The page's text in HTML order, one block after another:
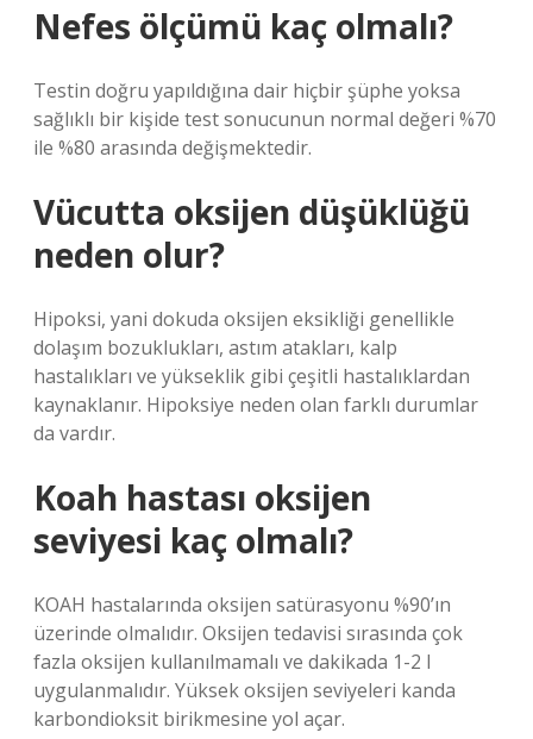
Nefes ölçümü kaç olmalı?
Testin doğru yapıldığına dair hiçbir şüphe yoksa
sağlıklı bir kişide test sonucunun normal değeri %70
ile %80 arasında değişmektedir.
Vücutta oksijen düşüklüğü
neden olur?
Hipoksi, yani dokuda oksijen eksikliği genellikle
dolaşım bozuklukları, astım atakları, kalp
hastalıkları ve yükseklik gibi çeşitli hastalıklardan
kaynaklanır. Hipoksiye neden olan farklı durumlar
da vardır.
Koah hastası oksijen
seviyesi kaç olmalı?
KOAH hastalarında oksijen satürasyonu %90’ın
üzerinde olmalıdır. Oksijen tedavisi sırasında çok
fazla oksijen kullanılmamalı ve dakikada 1-2 l
uygulanmalıdır. Yüksek oksijen seviyeleri kanda
karbondioksit birikmesine yol açar.